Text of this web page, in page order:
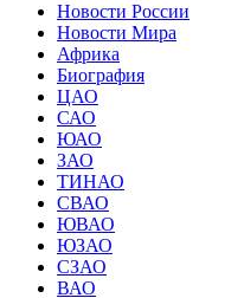
Новости России
Новости Мира
Африка
Биография
ЦАО
САО
ЮАО
ЗАО
ТИНАО
СВАО
ЮВАО
ЮЗАО
СЗАО
ВАО